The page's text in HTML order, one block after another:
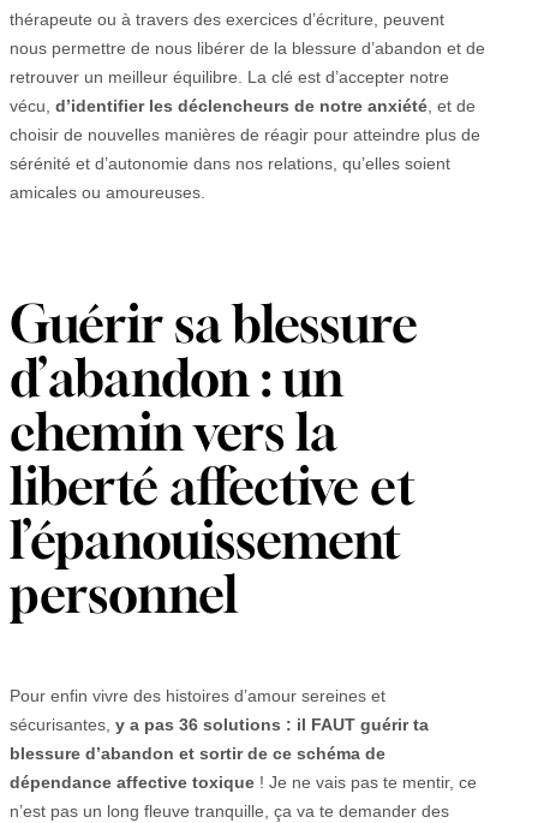
thérapeute ou à travers des exercices d’écriture, peuvent
nous permettre de nous libérer de la blessure d’abandon et de
retrouver un meilleur équilibre. La clé est d’accepter notre
vécu, d’identifier les déclencheurs de notre anxiété, et de
choisir de nouvelles manières de réagir pour atteindre plus de
sérénité et d’autonomie dans nos relations, qu’elles soient
amicales ou amoureuses.
Guérir sa blessure
d’abandon : un
chemin vers la
liberté affective et
l’épanouissement
personnel
Pour enfin vivre des histoires d’amour sereines et
sécurisantes, y a pas 36 solutions : il FAUT guérir ta
blessure d’abandon et sortir de ce schéma de
dépendance affective toxique ! Je ne vais pas te mentir, ce
n’est pas un long fleuve tranquille, ça va te demander des